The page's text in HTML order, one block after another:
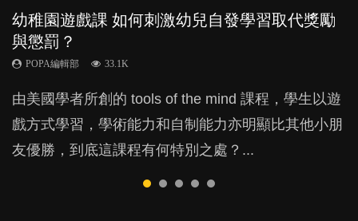
幼稚園遊戲課 如何刺激幼兒自發學習取代獎勵
與懲罰？
POPA編輯部 33.1K
由美國學者所創的 tools of the mind 課程，學生以遊
戲方式學習，學術能力和自制能力亦明顯比其他小朋
友優勝，到底這課程有何特別之處？...
幼兒playgroup真係玩耍中學習？研究指BB 15個
月大前上堂不見效果
POPA編輯部 47.1K
現今小朋友的起跑線，愈推愈前。雖然政府並無官方
的統計數字，但粗略估算，香港至少有六、七百家早
期教育中心，但孩子是否愈早上Playgroup愈好？...
老公患產後憂鬱症對BB的影響
POPA編輯部
鬱，影響日常生活，嚴重的甚至會有自殺，或傷害小
朋友的念頭。但為何爸爸患上產後抑鬱往往難以察
覺？...
全職好？在職好？｜全職媽媽與在職媽媽的壓
力與價值
POPA編輯部 25.8K
許多媽媽心底可能都有一刻掙扎過：究竟全職好，還
是在職好。雖說每個家庭都有自己的獨特狀況和考慮
因素，但原來全職和在職媽媽所養育的子女其實都各
凡事以BB為中心，就係好爸媽？｜別忽視父母
的身心虛耗
POPA編輯部 31.5K
父母日夜無間、身心俱疲地照顧BB，如何做到正向
教養？部份父母更會為了小朋友放棄自己的嗜好、減
少出席朋友聚會等等，你以為會換來美好的親子關
係，有助小朋友成長，但原來父母身心虛耗對孩子的